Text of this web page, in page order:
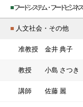
■フードシステム・フードビジネス
■ 人文社会・その他
准教授 金井 典子
教授 小島 さつき
講師 佐藤 麗